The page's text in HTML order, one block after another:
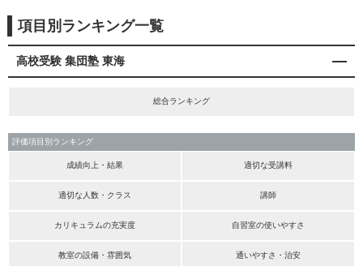
項目別ランキング一覧
高校受験 集団塾 東海
総合ランキング
評価項目別ランキング
成績向上・結果 適切な受講料
適切な人数・クラス 講師
カリキュラムの充実度 自習室の使いやすさ
教室の設備・雰囲気 通いやすさ・治安